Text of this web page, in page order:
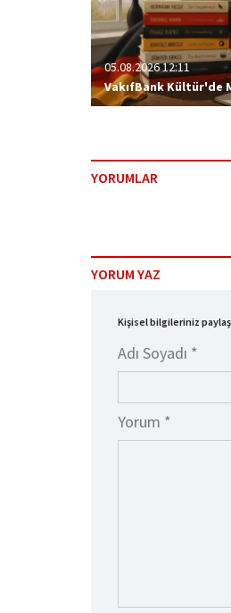
05.08.2026 12:11
VakıfBank Kültür'de
YORUMLAR
YORUM YAZ
Kişisel bilgileriniz
Adı Soyadı *
Yorum *